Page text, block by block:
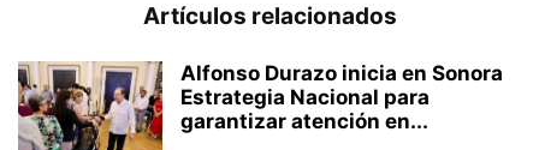
Artículos relacionados
Alfonso Durazo inicia en Sonora
Estrategia Nacional para
garantizar atención en...